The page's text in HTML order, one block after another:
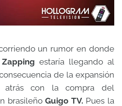
un rumor en donde
Zapping estaría llegando al
de la expansión
atrás con la compra del
brasileñoGuigo TV. Pues la